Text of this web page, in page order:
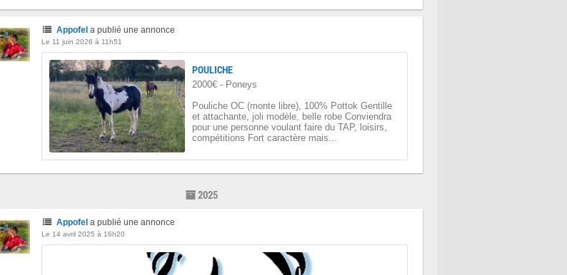
Appofel a publié une annonce
Le 11 juin 2026 à 11h51
POULICHE
2000€ - Poneys
Pouliche OC (monte libre), 100% Pottok Gentille
et attachante, joli modèle, belle robe Conviendra
pour une personne voulant faire du TAP, loisirs,
compétitions Fort caractère mais...
2025
Appofel a publié une annonce
Le 14 avril 2025 à 16h20